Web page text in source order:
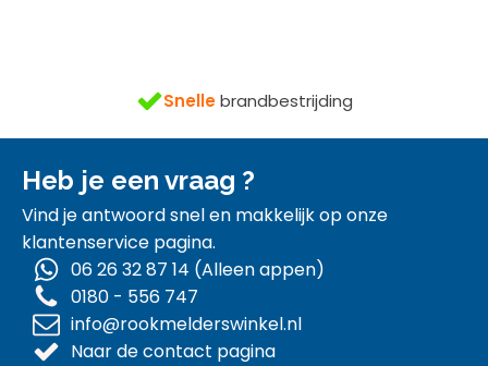
Snellebrandbestrijding
Heb je een vraag ?
Vind je antwoord snel en makkelijk op onze
klantenservice pagina.
06 26 32 87 14 (Alleen appen)
0180 - 556 747
info@rookmelderswinkel.nl
Naar de contact pagina